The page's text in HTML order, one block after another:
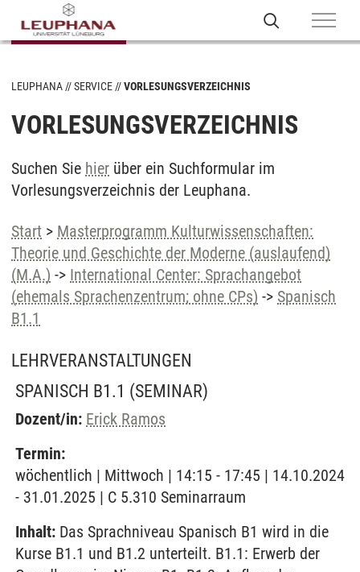
LEUPHANA SERVICE VORLESUNGSVERZEICHNIS
VORLESUNGSVERZEICHNIS
Suchen Sie hier über ein Suchformular im
Vorlesungsverzeichnis der Leuphana.
Start > Masterprogramm Kulturwissenschaften:
Theorie und Geschichte der Moderne (auslaufend)
(M.A.) -> International Center: Sprachangebot
(ehemals Sprachenzentrum; ohne CPs) -> Spanisch
B1.1
LEHRVERANSTALTUNGEN
SPANISCH B1.1 (SEMINAR)
Dozent/in: Erick Ramos
Termin:
wöchentlich | Mittwoch | 14:15 - 17:45 | 14.10.2024
- 31.01.2025 | C 5.310 Seminarraum
Inhalt: Das Sprachniveau Spanisch B1 wird in die
Kurse B1.1 und B1.2 unterteilt. B1.1: Erwerb der